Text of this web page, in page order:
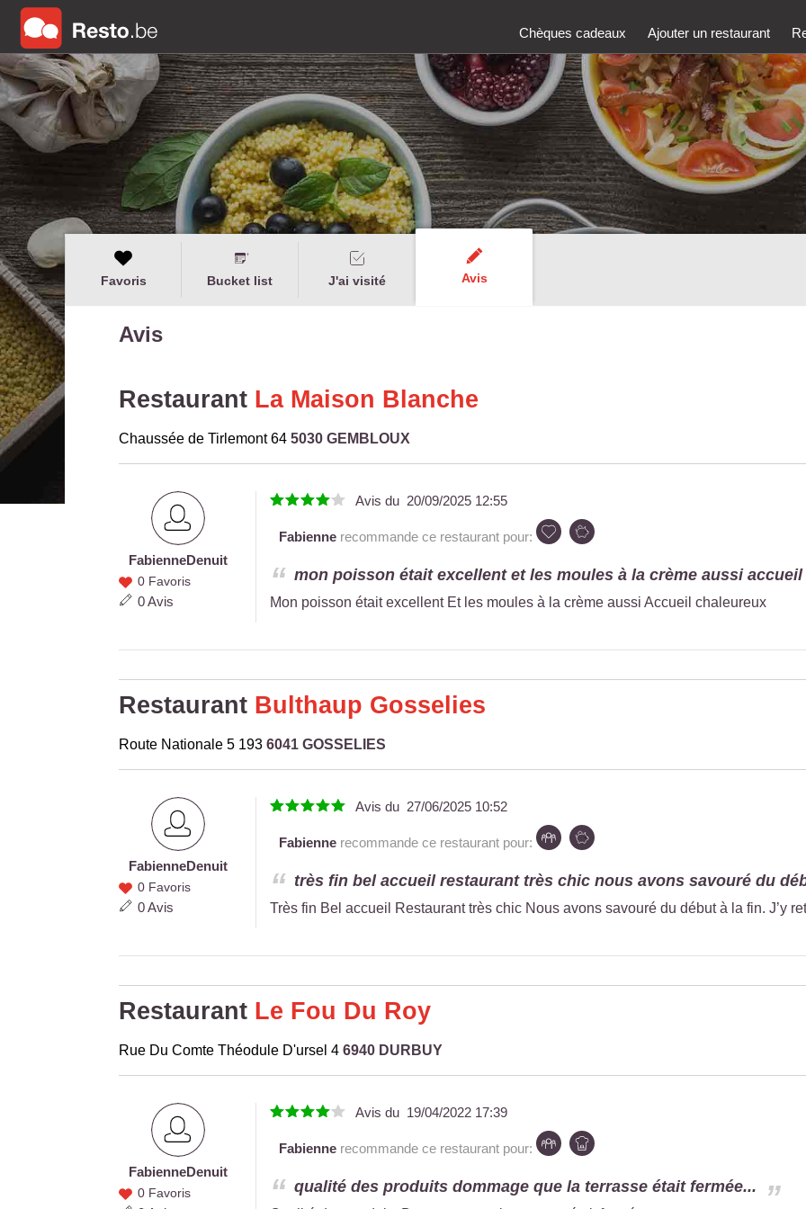
Chèques cadeaux Ajouter un restaurant
Favoris Bucket list J'ai visité Avis
Avis
Restaurant La Maison Blanche
Chaussée de Tirlemont 64 5030 GEMBLOUX
Fabienne
Denuit
FabienneDenuit
0 Favoris
0 Avis
Avis du 20/09/2025 12:55
Fabienne recommande ce restaurant pour:
mon poisson était excellent et les moules à la crème aussi accueil
Mon poisson était excellent Et les moules à la crème aussi Accueil chaleureux
Restaurant Bulthaup Gosselies
Route Nationale 5 193 6041 GOSSELIES
Fabienne
Denuit
FabienneDenuit
0 Favoris
0 Avis
Avis du 27/06/2025 10:52
Fabienne recommande ce restaurant pour:
très fin bel accueil restaurant très chic nous avons savouré du
Très fin Bel accueil Restaurant très chic Nous avons savouré du début à la fin. J’y
Restaurant Le Fou Du Roy
Rue Du Comte Théodule D'ursel 4 6940 DURBUY
Fabienne
Denuit
FabienneDenuit
0 Favoris
Avis du 19/04/2022 17:39
Fabienne recommande ce restaurant pour:
qualité des produits dommage que la terrasse était fermée...